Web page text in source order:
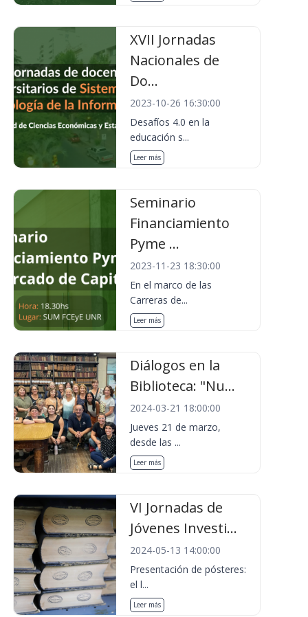
XVII Jornadas
Nacionales de
Do...
2023-10-26 16:30:00
Desafíos 4.0 en la
educación s...
Leer más
Seminario
Financiamiento
Pyme ...
2023-11-23 18:30:00
En el marco de las
Carreras de...
Leer más
Diálogos en la
Biblioteca: "Nu...
2024-03-21 18:00:00
Jueves 21 de marzo,
desde las ...
Leer más
VI Jornadas de
Jóvenes Investi...
2024-05-13 14:00:00
Presentación de pósteres:
el l...
Leer más